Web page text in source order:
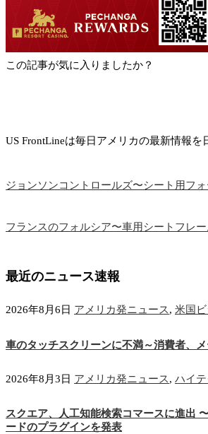
この記事が気に入りましたか？
US FrontLineは毎日アメリカの最新情報を
ジョンソンコントロールズ〜シート用フ
フランスのフォルシア〜車用シートフレ
最近のニュース速報
2026年8月6日 アメリカ発ニュース, 米国
車のタッチスクリーンに不満～消費者、
2026年8月3日 アメリカ発ニュース, ハイ
スクエア、人工知能検索コマースに進出
ードのプラグインを発表